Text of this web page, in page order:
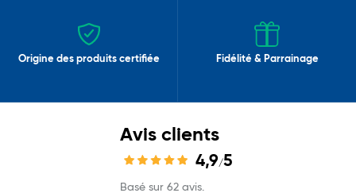
Origine des produits certifiée Fidélité & Parrainage
Avis clients
4,9/5
Basé sur 62 avis.